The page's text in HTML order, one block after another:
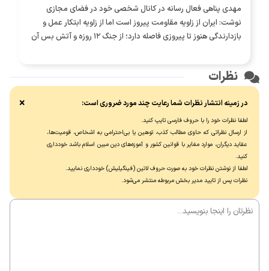
مهدی پناهی فعال رسانه در کانال شخصی خود در فضای مجازی
نوشت: ایران از زاویه مقاومت پیروز است اما از زاویه ابتکار عمل و
بازدارندگی هنوز تا پیروزی فاصله دارد؛ از جنگ ۱۲ روزه و آتش بس آن
همین پازل کلی برای مواجه با دشمن است!
نظرات
در زمینه انتشار نظرات شما رعایت چند مورد ضروری است:
لطفا نظرات خود را با حروف فارسی تایپ کنید.
از ارسال نظراتی که حاوی مطالب کذب، توهین یا بی‌احترامی به اشخاص، قومیت‌ها،
عقاید دیگران، موارد مغایر با قوانین کشور و آموزه‌های دین مبین اسلام باشد خودداری
کنید.
لطفا از نوشتن نظرات خود به صورت حروف لاتین (فینگیلیش) خودداری نماييد.
نظرات پس از تایید مدیر بخش مربوطه منتشر می‌شود.
×